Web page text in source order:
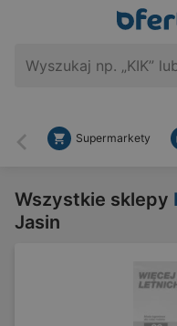
Wstecz
Supermarkety
Wszystkie sklepy
Jasin